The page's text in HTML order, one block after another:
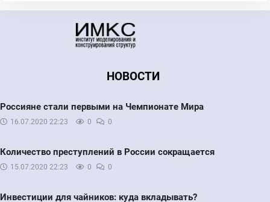
НОВОСТИ
Россияне стали первыми на Чемпионате Мира
16.07.2020 22:23 0 0
Количество преступлений в России сокращается
15.07.2020 22:23 0 0
Инвестиции для чайников: куда вкладывать?